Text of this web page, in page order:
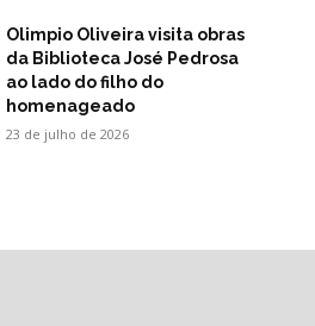
Olimpio Oliveira visita obras
da Biblioteca José Pedrosa
ao lado do filho do
homenageado
23 de julho de 2026